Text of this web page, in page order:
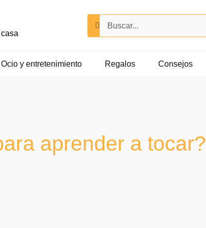
Ocio y entretenimiento Regalos Consejos
aprender a tocar?